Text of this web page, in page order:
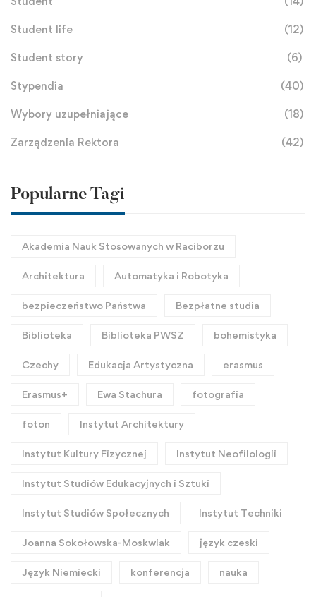
Student life (12)
Student story (6)
Stypendia (40)
Wybory uzupełniające (18)
Zarządzenia Rektora (42)
Popularne Tagi
Akademia Nauk Stosowanych w Raciborzu
Architektura Automatyka i Robotyka
bezpieczeństwo Państwa Bezpłatne studia
Biblioteka Biblioteka PWSZ bohemistyka
Czechy Edukacja Artystyczna erasmus
Erasmus+ Ewa Stachura fotografia
foton Instytut Architektury
Instytut Kultury Fizycznej Instytut Neofilologii
Instytut Studiów Edukacyjnych i Sztuki
Instytut Studiów Społecznych Instytut Techniki
Joanna Sokołowska-Moskwiak język czeski
Język Niemiecki konferencja nauka